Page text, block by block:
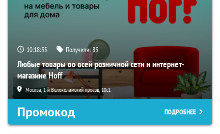
10:18:34 Получили:83
Любые товары во всей розничной сети и интернет-
магазине Hoff
Москва, 1-й Волоколамский проезд, 10с1
Промокод ПОДРОБНЕЕ